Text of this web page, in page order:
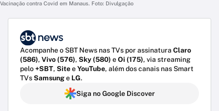
Vacinação contra Covid em Manaus. Foto: Divulgação
Acompanhe o SBT News nas TVs por assinatura Claro
(586), Vivo (576), Sky (580) eOi (175), via streaming
pelo+SBT, SiteeYouTube, além dos canais nas Smart
TVsSamsunge LG.
Siga no Google Discover